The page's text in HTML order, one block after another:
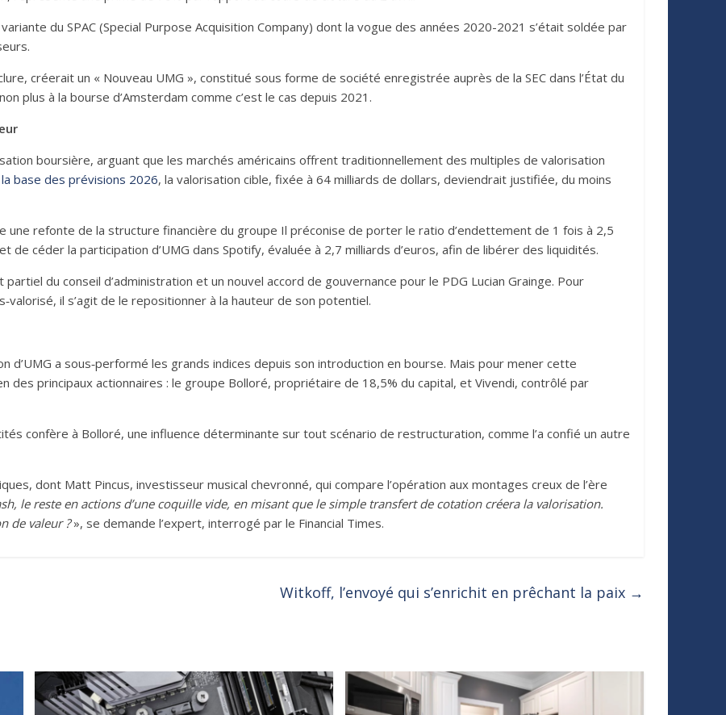
du SPAC (Special Purpose Acquisition Company) dont la vogue des années 2020-2021 s’était soldée par
créerait un « Nouveau UMG », constitué sous forme de société enregistrée auprès de la SEC dans l’État du
plus à la bourse d’Amsterdam comme c’est le cas depuis 2021.
boursière, arguant que les marchés américains offrent traditionnellement des multiples de valorisation
la base des prévisions 2026, la valorisation cible, fixée à 64 milliards de dollars, deviendrait justifiée, du moins
une refonte de la structure financière du groupe Il préconise de porter le ratio d’endettement de 1 fois à 2,5
de céder la participation d’UMG dans Spotify, évaluée à 2,7 milliards d’euros, afin de libérer des liquidités.
du conseil d’administration et un nouvel accord de gouvernance pour le PDG Lucian Grainge. Pour
il s’agit de le repositionner à la hauteur de son potentiel.
d’UMG a sous‑performé les grands indices depuis son introduction en bourse. Mais pour mener cette
des principaux actionnaires : le groupe Bolloré, propriétaire de 18,5% du capital, et Vivendi, contrôlé par
confère à Bolloré, une influence déterminante sur tout scénario de restructuration, comme l’a confié un autre
dont Matt Pincus, investisseur musical chevronné, qui compare l’opération aux montages creux de l’ère
le reste en actions d’une coquille vide, en misant que le simple transfert de cotation créera la valorisation.
de valeur ?», se demande l’expert, interrogé par le Financial Times.
Witkoff, l’envoyé qui s’enrichit en prêchant la paix →